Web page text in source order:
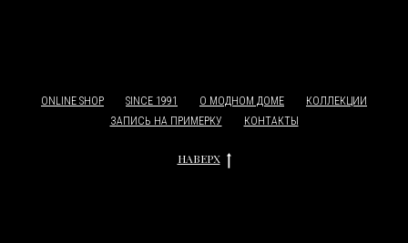
ONLINE SHOP SINCE 1991 О МОДНОМ ДОМЕ
КОЛЛЕКЦИИ
ЗАПИСЬ НА ПРИМЕРКУ
КОНТАКТЫ
НАВЕРХ